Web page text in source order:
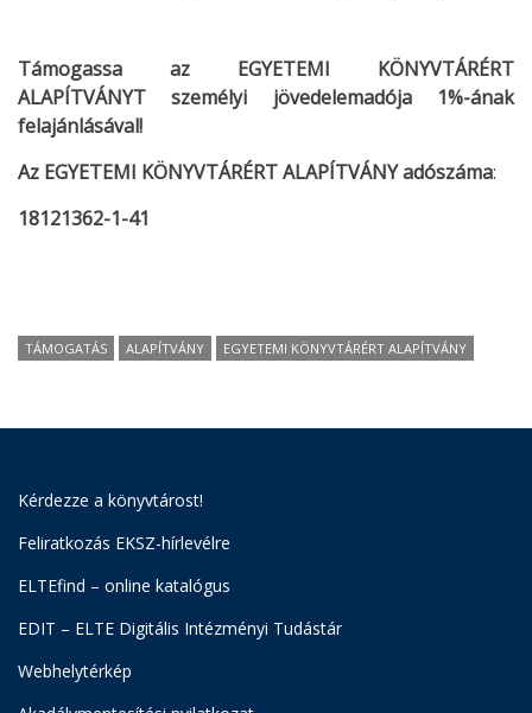
Támogassa az EGYETEMI KÖNYVTÁRÉRT
ALAPÍTVÁNYT személyi jövedelemadója 1%-ának
felajánlásával!
Az EGYETEMI KÖNYVTÁRÉRT ALAPÍTVÁNYadószáma:
18121362-1-41
TÁMOGATÁS ALAPÍTVÁNY EGYETEMI KÖNYVTÁRÉRT ALAPÍTVÁNY
Kérdezze a könyvtárost!
Feliratkozás EKSZ-hírlevélre
ELTEfind – online katalógus
EDIT – ELTE Digitális Intézményi Tudástár
Webhelytérkép